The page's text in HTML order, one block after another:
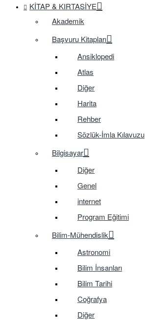
KITAP & KIRTASIYE
Akademik
Başvuru Kitapları
Ansiklopedi
Atlas
Diğer
Harita
Rehber
Sözlük-İmla Kılavuzu
Bilgisayar
Diğer
Genel
internet
Program Eğitimi
Bilim-Mühendislik
Astronomi
Bilim İnsanları
Bilim Tarihi
Coğrafya
Diğer